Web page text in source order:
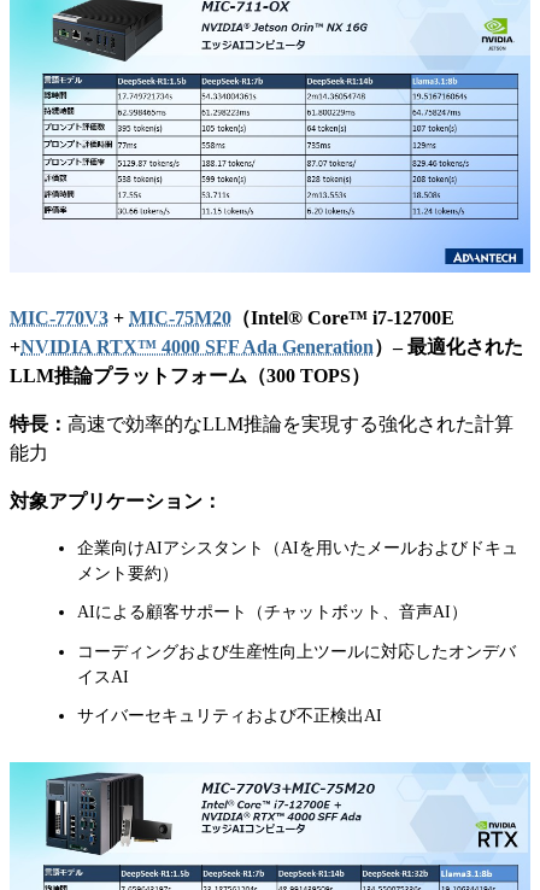
MIC-770V3 + MIC-75M20 （Intel® Core™ i7-12700E
+NVIDIA RTX™ 4000 SFF Ada Generation）– 最適化された
LLM推論プラットフォーム（300 TOPS）
特長： 高速で効率的なLLM推論を実現する強化された計算
能力
対象アプリケーション：
企業向けAIアシスタント（AIを用いたメールおよびドキュ
メント要約）
AIによる顧客サポート（チャットボット、音声AI）
コーディングおよび生産性向上ツールに対応したオンデバ
イスAI
サイバーセキュリティおよび不正検出AI